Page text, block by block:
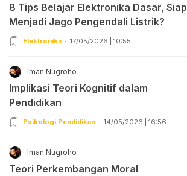
8 Tips Belajar Elektronika Dasar, Siap
Menjadi Jago Pengendali Listrik?
Elektronika 17/05/2026 | 10:55
Iman Nugroho
Implikasi Teori Kognitif dalam
Pendidikan
Psikologi Pendidikan 14/05/2026 | 16:56
Iman Nugroho
Teori Perkembangan Moral